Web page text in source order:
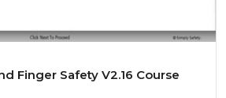
Finger Safety V2.16 Course